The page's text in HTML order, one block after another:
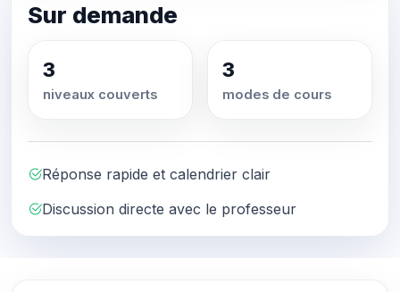
Sur demande
3
niveaux couverts
3
modes de cours
Réponse rapide et calendrier clair
Discussion directe avec le professeur